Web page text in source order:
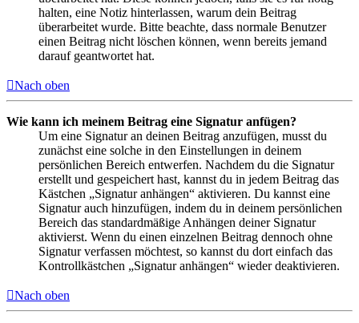
halten, eine Notiz hinterlassen, warum dein Beitrag
überarbeitet wurde. Bitte beachte, dass normale Benutzer
einen Beitrag nicht löschen können, wenn bereits jemand
darauf geantwortet hat.
Nach oben
Wie kann ich meinem Beitrag eine Signatur anfügen?
Um eine Signatur an deinen Beitrag anzufügen, musst du
zunächst eine solche in den Einstellungen in deinem
persönlichen Bereich entwerfen. Nachdem du die Signatur
erstellt und gespeichert hast, kannst du in jedem Beitrag das
Kästchen „Signatur anhängen“ aktivieren. Du kannst eine
Signatur auch hinzufügen, indem du in deinem persönlichen
Bereich das standardmäßige Anhängen deiner Signatur
aktivierst. Wenn du einen einzelnen Beitrag dennoch ohne
Signatur verfassen möchtest, so kannst du dort einfach das
Kontrollkästchen „Signatur anhängen“ wieder deaktivieren.
Nach oben